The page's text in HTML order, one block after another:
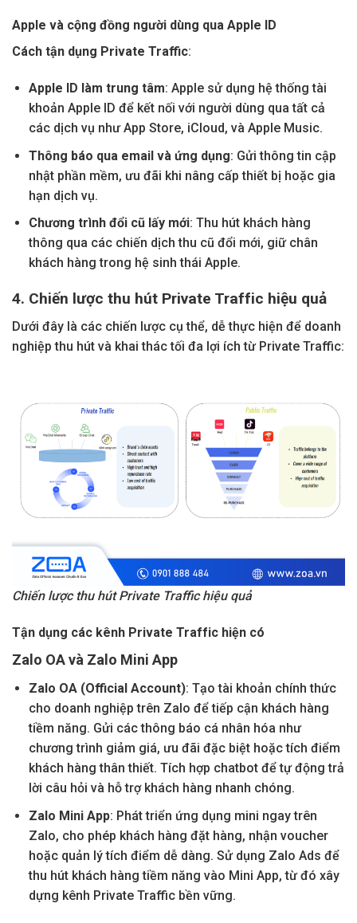
Apple và cộng đồng người dùng qua Apple ID
Cách tận dụng Private Traffic:
Apple ID làm trung tâm: Apple sử dụng hệ thống tài
khoản Apple ID để kết nối với người dùng qua tất cả
các dịch vụ như App Store, iCloud, và Apple Music.
Thông báo qua email và ứng dụng: Gửi thông tin cập
nhật phần mềm, ưu đãi khi nâng cấp thiết bị hoặc gia
hạn dịch vụ.
Chương trình đổi cũ lấy mới: Thu hút khách hàng
thông qua các chiến dịch thu cũ đổi mới, giữ chân
khách hàng trong hệ sinh thái Apple.
4. Chiến lược thu hút Private Traffic hiệu quả
Dưới đây là các chiến lược cụ thể, dễ thực hiện để doanh
nghiệp thu hút và khai thác tối đa lợi ích từ Private Traffic:
Chiến lược thu hút Private Traffic hiệu quả
Tận dụng các kênh Private Traffic hiện có
Zalo OA và Zalo Mini App
Zalo OA (Official Account): Tạo tài khoản chính thức
cho doanh nghiệp trên Zalo để tiếp cận khách hàng
tiềm năng. Gửi các thông báo cá nhân hóa như
chương trình giảm giá, ưu đãi đặc biệt hoặc tích điểm
khách hàng thân thiết. Tích hợp chatbot để tự động trả
lời câu hỏi và hỗ trợ khách hàng nhanh chóng.
Zalo Mini App: Phát triển ứng dụng mini ngay trên
Zalo, cho phép khách hàng đặt hàng, nhận voucher
hoặc quản lý tích điểm dễ dàng. Sử dụng Zalo Ads để
thu hút khách hàng tiềm năng vào Mini App, từ đó xây
dựng kênh Private Traffic bền vững.